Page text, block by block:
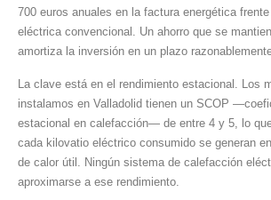
700 euros anuales en la factura energética
eléctrica convencional. Un ahorro que se
amortiza la inversión en un plazo
La clave está en el rendimiento estacional. Los
instalamos en Valladolid tienen un SCOP
estacional en calefacción— de entre 4 y 5, lo
cada kilovatio eléctrico consumido se generan
de calor útil. Ningún sistema de calefacción
aproximarse a ese rendimiento.